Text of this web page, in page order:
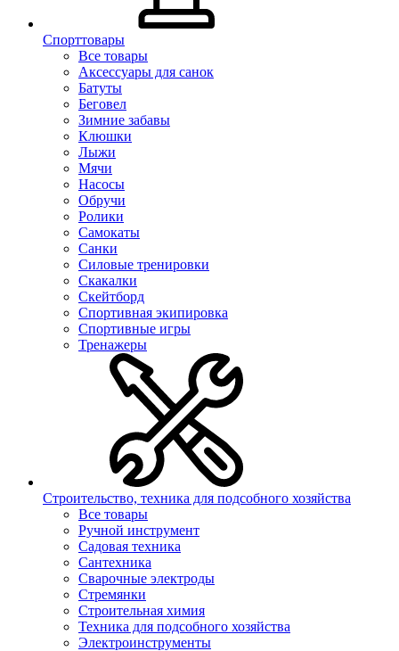
Спорттовары
Все товары
Аксессуары для санок
Батуты
Беговел
Зимние забавы
Клюшки
Лыжи
Мячи
Насосы
Обручи
Ролики
Самокаты
Санки
Силовые тренировки
Скакалки
Скейтборд
Спортивная экипировка
Спортивные игры
Тренажеры
Строительство, техника для подсобного хозяйства
Все товары
Ручной инструмент
Садовая техника
Сантехника
Сварочные электроды
Стремянки
Строительная химия
Техника для подсобного хозяйства
Электроинструменты